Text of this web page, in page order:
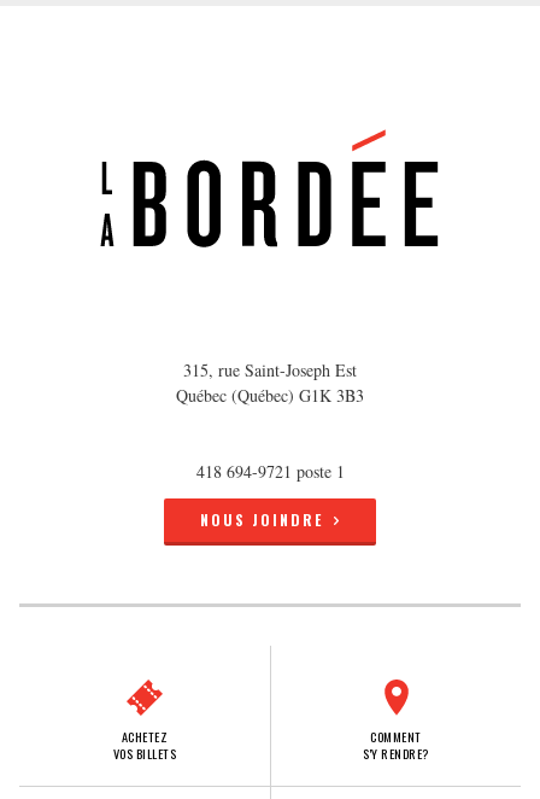
315, rue Saint-Joseph Est
Québec (Québec) G1K 3B3
418 694-9721 poste 1
NOUS JOINDRE
ACHETEZ
VOS BILLETS
COMMENT
S'Y RENDRE?